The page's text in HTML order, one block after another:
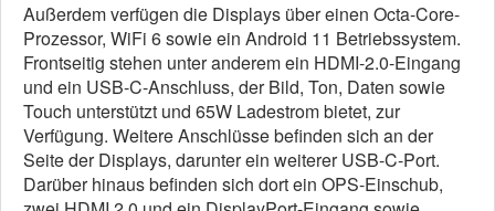
Außerdem verfügen die Displays über einen Octa-Core-
Prozessor, WiFi 6 sowie ein Android 11 Betriebssystem.
Frontseitig stehen unter anderem ein HDMI-2.0-Eingang
und ein USB-C-Anschluss, der Bild, Ton, Daten sowie
Touch unterstützt und 65W Ladestrom bietet, zur
Verfügung. Weitere Anschlüsse befinden sich an der
Seite der Displays, darunter ein weiterer USB-C-Port.
Darüber hinaus befinden sich dort ein OPS-Einschub,